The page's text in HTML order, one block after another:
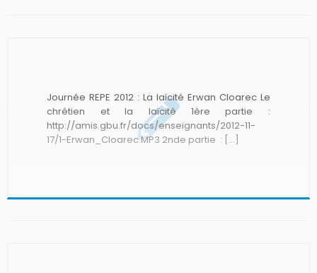
Journée REPE 2012 : La laïcité Erwan Cloarec Le
chrétien et la laïcité 1ère partie :
http://amis.gbu.fr/docs/enseignants/2012-11-
17/1-Erwan_Cloarec.MP3 2nde partie : […]